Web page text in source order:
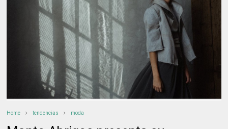
Home tendencias moda